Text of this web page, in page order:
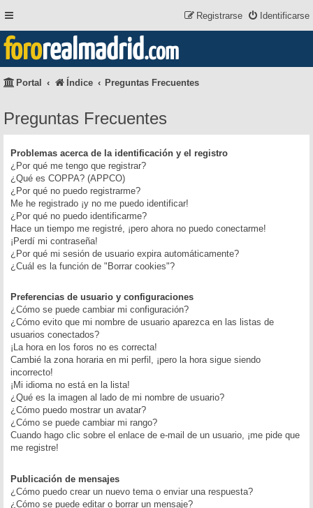
Identificarse
Registrarse
fororealmadrid.com
Portal Índice Preguntas Frecuentes
Preguntas Frecuentes
Problemas acerca de la identificación y el registro
¿Por qué me tengo que registrar?
¿Qué es COPPA? (APPCO)
¿Por qué no puedo registrarme?
Me he registrado ¡y no me puedo identificar!
¿Por qué no puedo identificarme?
Hace un tiempo me registré, ¡pero ahora no puedo conectarme!
¡Perdí mi contraseña!
¿Por qué mi sesión de usuario expira automáticamente?
¿Cuál es la función de "Borrar cookies"?
Preferencias de usuario y configuraciones
¿Cómo se puede cambiar mi configuración?
¿Cómo evito que mi nombre de usuario aparezca en las listas de
usuarios conectados?
¡La hora en los foros no es correcta!
Cambié la zona horaria en mi perfil, ¡pero la hora sigue siendo
incorrecto!
¡Mi idioma no está en la lista!
¿Qué es la imagen al lado de mi nombre de usuario?
¿Cómo puedo mostrar un avatar?
¿Cómo se puede cambiar mi rango?
Cuando hago clic sobre el enlace de e-mail de un usuario, ¡me pide que
me registre!
Publicación de mensajes
¿Cómo puedo crear un nuevo tema o enviar una respuesta?
¿Cómo se puede editar o borrar un mensaje?